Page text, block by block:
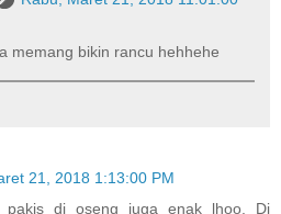
memang bikin rancu hehhehe
21, 2018 1:13:00 PM
pakis di oseng juga enak lhoo. Di